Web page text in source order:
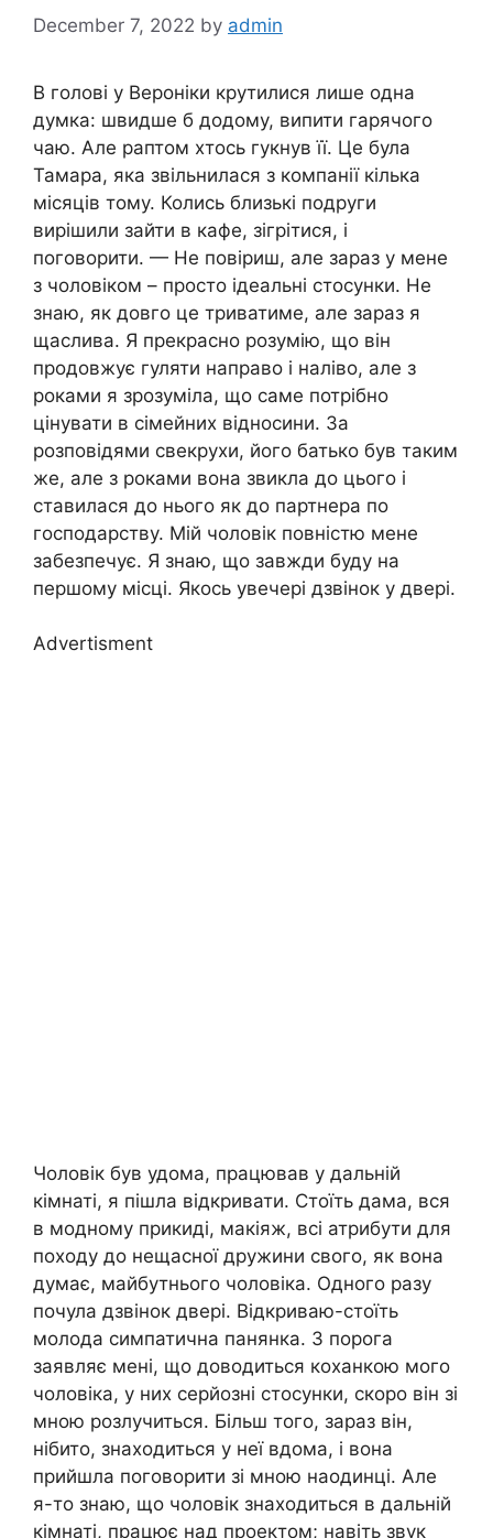
December 7, 2022 by admin
В голові у Вероніки крутилися лише одна
думка: швидше б додому, випити гарячого
чаю. Але раптом хтось гукнув її. Це була
Тамара, яка звільнилася з компанії кілька
місяців тому. Колись близькі подруги
вирішили зайти в кафе, зігрітися, і
поговорити. — Не повіриш, але зараз у мене
з чоловіком – просто ідеальні стосунки. Не
знаю, як довго це триватиме, але зараз я
щаслива. Я прекрасно розумію, що він
продовжує гуляти направо і наліво, але з
роками я зрозуміла, що саме потрібно
цінувати в сімейних відносини. За
розповідями свекрухи, його батько був таким
же, але з роками вона звикла до цього і
ставилася до нього як до партнера по
господарству. Мій чоловік повністю мене
забезпечує. Я знаю, що завжди буду на
першому місці. Якось увечері дзвінок у двері.
Advertisment
Чоловік був удома, працював у дальній
кімнаті, я пішла відкривати. Стоїть дама, вся
в модному прикиді, макіяж, всі атрибути для
походу до нещасної дружини свого, як вона
думає, майбутнього чоловіка. Одного разу
почула дзвінок двері. Відкриваю-стоїть
молода симпатична панянка. З порога
заявляє мені, що доводиться коханкою мого
чоловіка, у них серйозні стосунки, скоро він зі
мною розлучиться. Більш того, зараз він,
нібито, знаходиться у неї вдома, і вона
прийшла поговорити зі мною наодинці. Але
я-то знаю, що чоловік знаходиться в дальній
кімнаті, працює над проектом; навіть звук